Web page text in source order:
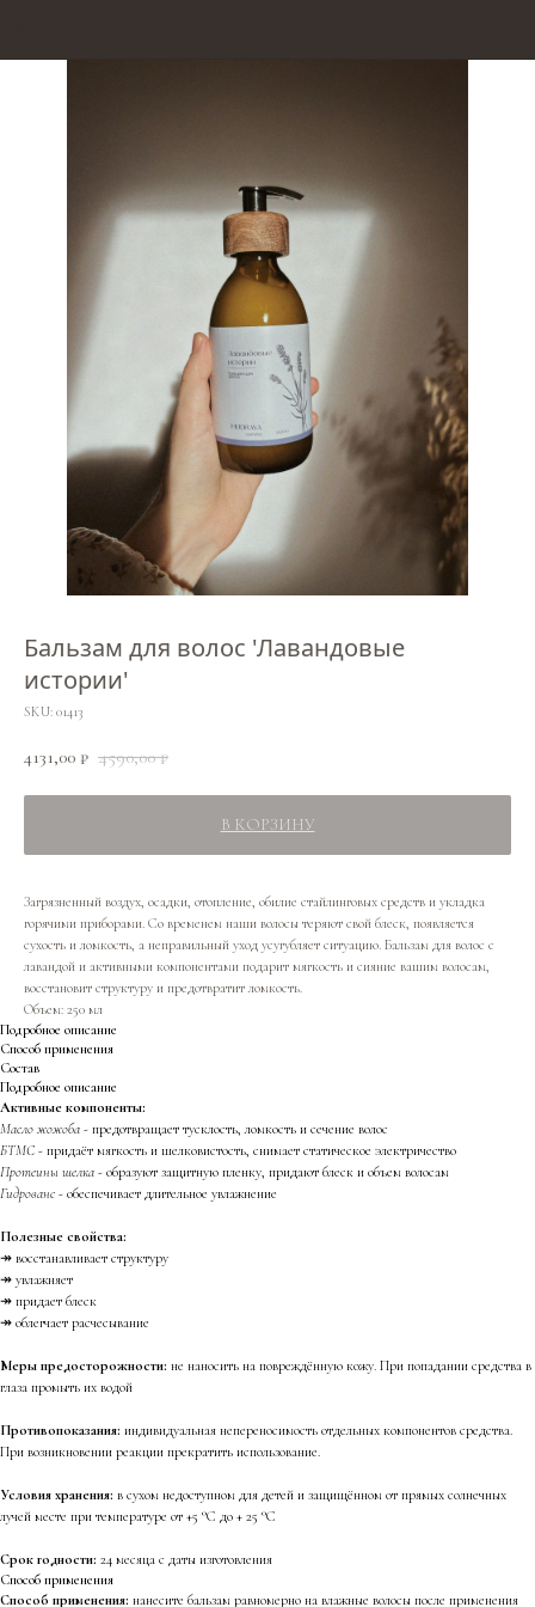
Бальзам для волос 'Лавандовые
истории'
SKU: 01413
4131,00 ₽ 4590,00 ₽
В КОРЗИНУ
Загрязненный воздух, осадки, отопление, обилие стайлинговых средств и укладка
горячими приборами. Со временем наши волосы теряют свой блеск, появляется
сухость и ломкость, а неправильный уход усугубляет ситуацию. Бальзам для волос с
лавандой и активными компонентами подарит мягкость и сияние вашим волосам,
восстановит структуру и предотвратит ломкость.
Объем: 250 мл
Подробное описание
Способ применения
Состав
Подробное описание
Активные компоненты:
Масло жожоба - предотвращает тусклость, ломкость и сечение волос
БТМС - придаёт мягкость и шелковистость, снимает статическое электричество
Протеины шелка - образуют защитную пленку, придают блеск и объем волосам
Гидрованс - обеспечивает длительное увлажнение
Полезные свойства:
↠ восстанавливает структуру
↠ увлажняет
↠ придает блеск
↠ облегчает расчесывание
Меры предосторожности: не наносить на повреждённую кожу. При попадании средства в
глаза промыть их водой
Противопоказания: индивидуальная непереносимость отдельных компонентов средства.
При возникновении реакции прекратить использование.
Условия хранения: в сухом недоступном для детей и защищённом от прямых солнечных
лучей месте при температуре от +5 °C до + 25 °С
Срок годности: 24 месяца с даты изготовления
Способ применения
Способ применения: нанесите бальзам равномерно на влажные волосы после применения